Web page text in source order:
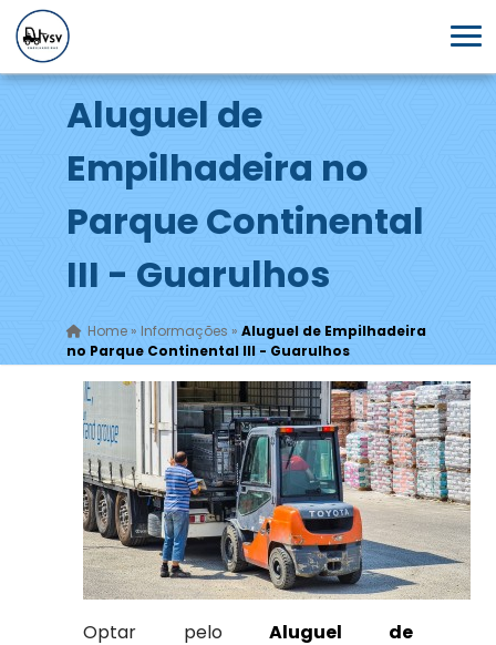
Aluguel de
Empilhadeira no
Parque Continental
III - Guarulhos
Home» Informações » Aluguel de Empilhadeira
no Parque Continental III - Guarulhos
Optar peloAluguel de